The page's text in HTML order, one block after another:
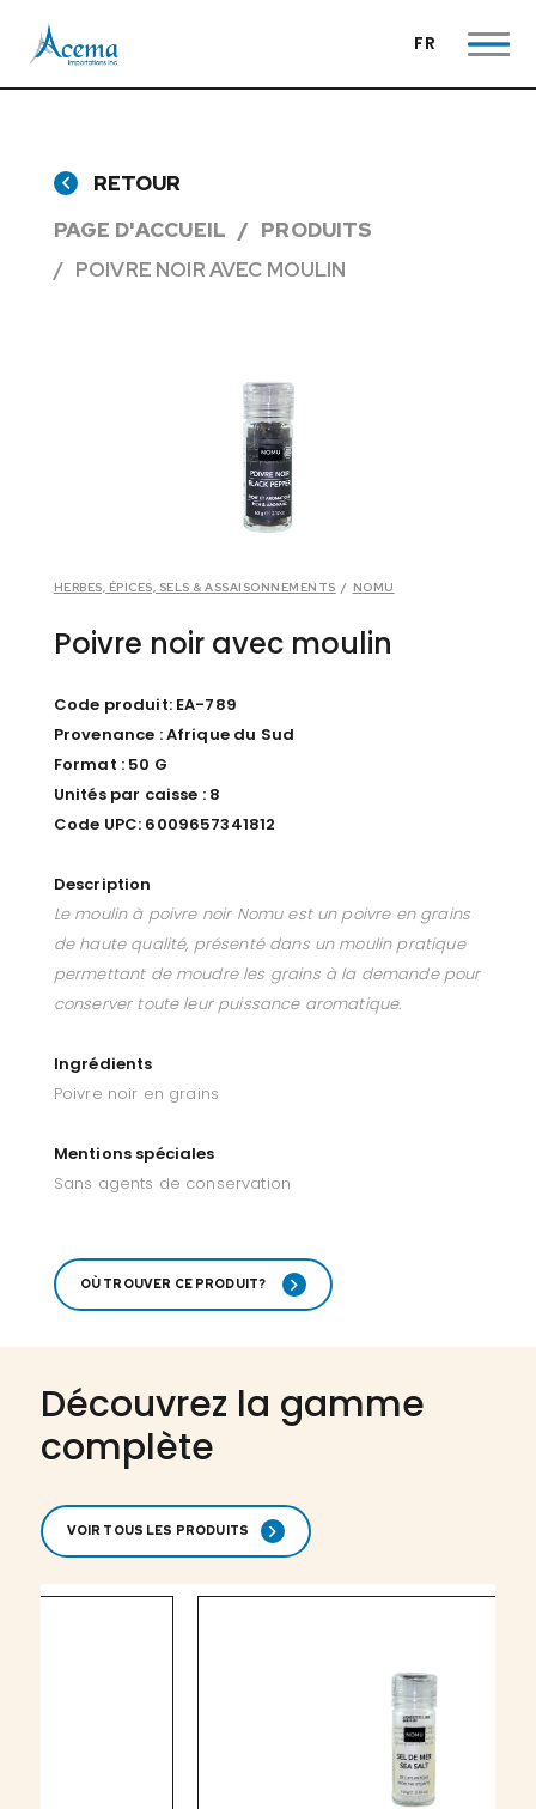
FR
RETOUR
PAGE D'ACCUEIL
PRODUITS
POIVRE NOIR AVEC MOULIN
HERBES, ÉPICES, SELS & ASSAISONNEMENTS / NOMU
Poivre noir avec moulin
Code produit: EA-789
Provenance : Afrique du Sud
Format : 50 G
Unités par caisse : 8
Code UPC: 6009657341812
Description
Le moulin à poivre noir Nomu est un poivre en grains
de haute qualité, présenté dans un moulin pratique
permettant de moudre les grains à la demande pour
conserver toute leur puissance aromatique.
Ingrédients
Poivre noir en grains
Mentions spéciales
Sans agents de conservation
OÙ TROUVER CE PRODUIT?
Découvrez la gamme
complète
VOIR TOUS LES PRODUITS